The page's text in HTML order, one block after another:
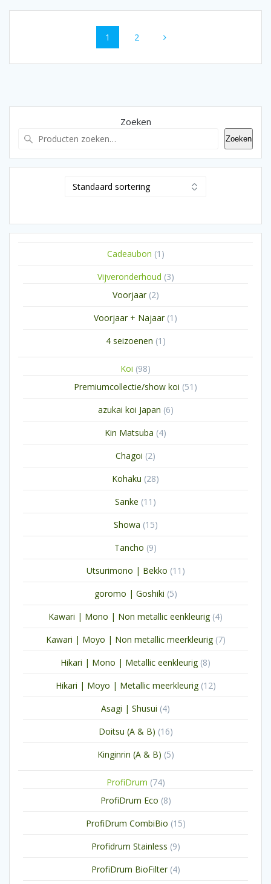
Berichten
navigatie Pagina
1 Pagina
2
Zoeken
Zoeken
Cadeaubon 1 1
product
Vijveronderhoud 33
Voorjaar 22
producten
Voorjaar + Najaar 1 1
product
4 seizoenen 1 1
Koi 9898
producten
Premiumcollectie/show koi 51 51
producten
azukai koi Japan 66
producten
Kin Matsuba 44
producten
Chagoi 22
producten
Kohaku 2828
producten
Sanke 11 11
producten
Showa 1515
producten
Tancho 99
producten
Utsurimono | Bekko 11 11
producten
goromo | Goshiki 55
producten
Kawari | Mono | Non metallic eenkleurig 44
producten
Kawari | Moyo | Non metallic meerkleurig 77
producten
Hikari | Mono | Metallic eenkleurig 88
producten
Hikari | Moyo | Metallic meerkleurig 1212
producten
Asagi | Shusui 44
producten
Doitsu (A & B) 1616
producten
Kinginrin (A & B) 55
ProfiDrum 7474
ProfiDrum Eco 88
producten
ProfiDrum CombiBio 1515
producten
Profidrum Stainless 99
producten
ProfiDrum BioFilter 44
producten